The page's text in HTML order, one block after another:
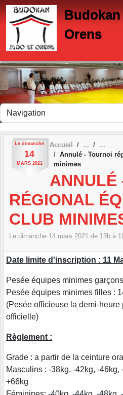
Orens
Le dimanche
14
MARS 2021
Accueil
Annulé - Tournoi
minimes
ANNULÉ
RÉGIONAL
CLUB
Le dimanche 14 mars 2021 de 13h à
Date limite d'inscription : 11
Pesée équipes minimes
Pesée équipes minimes filles :
(Pesée officieuse la demi-heure
officielle)
Règlement :
Grade : a partir de la ceinture
Masculins : -38kg, -42kg, -46kg,
+66kg
Panneau de gestion des cookies